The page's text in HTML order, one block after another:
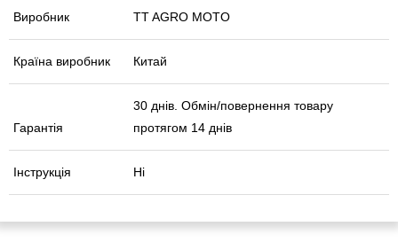
Виробник TT AGRO MOTO
Країна виробник Китай
Гарантія
30 днів. Обмін/повернення товару
протягом 14 днів
Інструкція Ні